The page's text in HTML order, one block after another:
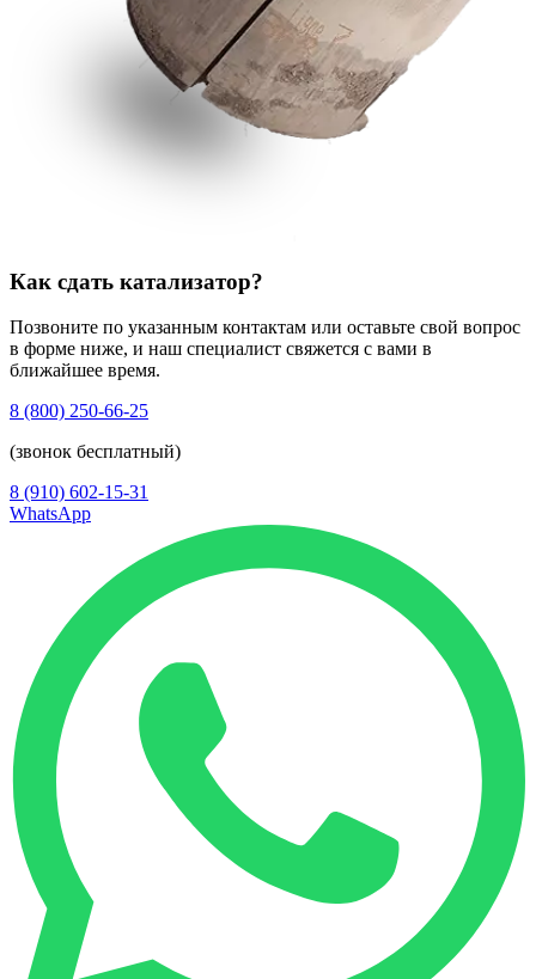
Как сдать катализатор?
Позвоните по указанным контактам или оставьте свой вопрос
в форме ниже, и наш специалист свяжется с вами в
ближайшее время.
8 (800) 250-66-25
(звонок бесплатный)
8 (910) 602-15-31
WhatsApp